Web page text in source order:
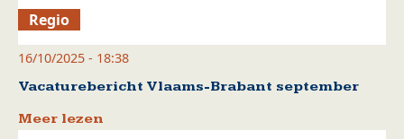
Regio
16/10/2025 - 18:38
Vacaturebericht Vlaams-Brabant september
Meer lezen